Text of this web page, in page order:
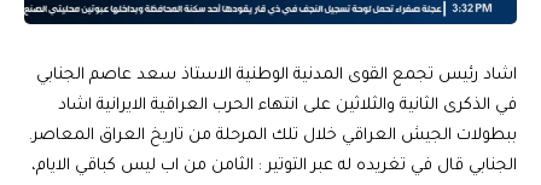
اشاد رئيس تجمع القوى المدنية الوطنية الاستاذ سعد عاصم الجنابي
في الذكرى الثانية والثلاثين على انتهاء الحرب العراقية الايرانية اشاد
ببطولات الجيش العراقي خلال تلك المرحلة من تاريخ العراق المعاصر.
الجنابي قال في تغريده له عبر التوتير : الثامن من اب ليس كباقي الايام،